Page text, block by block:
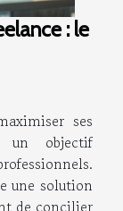
: le
ses
un objectif
une solution
de concilier